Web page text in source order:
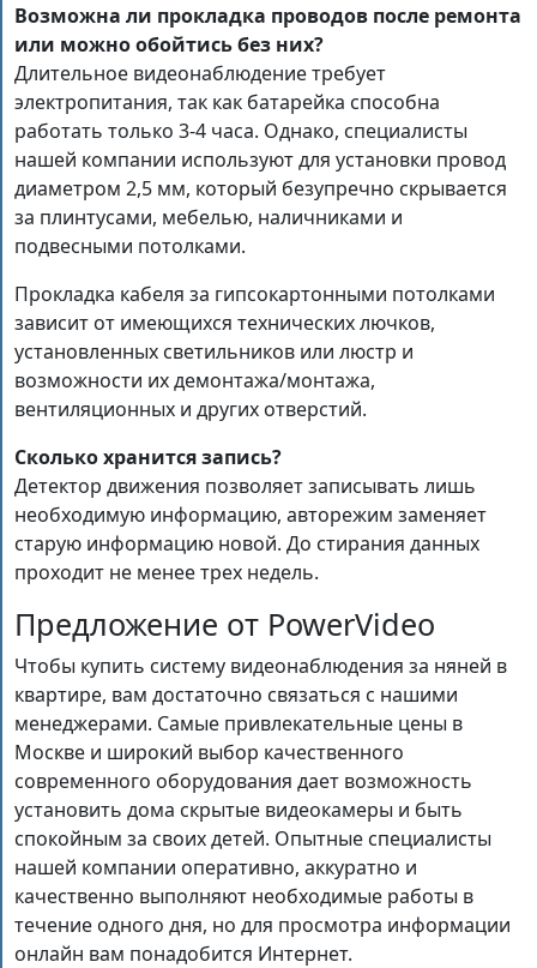
Возможна ли прокладка проводов после ремонта
или можно обойтись без них?
Длительное видеонаблюдение требует
электропитания, так как батарейка способна
работать только 3-4 часа. Однако, специалисты
нашей компании используют для установки провод
диаметром 2,5 мм, который безупречно скрывается
за плинтусами, мебелью, наличниками и
подвесными потолками.
Прокладка кабеля за гипсокартонными потолками
зависит от имеющихся технических лючков,
установленных светильников или люстр и
возможности их демонтажа/монтажа,
вентиляционных и других отверстий.
Сколько хранится запись?
Детектор движения позволяет записывать лишь
необходимую информацию, авторежим заменяет
старую информацию новой. До стирания данных
проходит не менее трех недель.
Предложение от PowerVideo
Чтобы купить систему видеонаблюдения за няней в
квартире, вам достаточно связаться с нашими
менеджерами. Самые привлекательные цены в
Москве и широкий выбор качественного
современного оборудования дает возможность
установить дома скрытые видеокамеры и быть
спокойным за своих детей. Опытные специалисты
нашей компании оперативно, аккуратно и
качественно выполняют необходимые работы в
течение одного дня, но для просмотра информации
онлайн вам понадобится Интернет.